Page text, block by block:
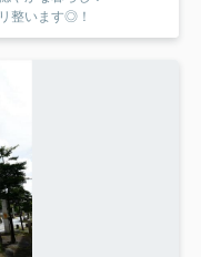
整います◎！